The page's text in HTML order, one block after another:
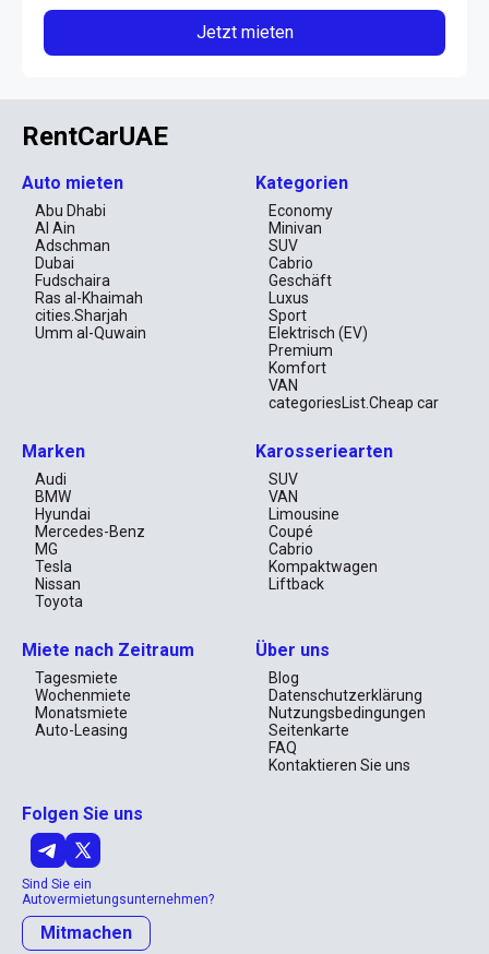
Jetzt mieten
RentCarUAE
Auto mieten
Abu Dhabi
Al Ain
Adschman
Dubai
Fudschaira
Ras al-Khaimah
cities.Sharjah
Umm al-Quwain
Kategorien
Economy
Minivan
SUV
Cabrio
Geschäft
Luxus
Sport
Elektrisch (EV)
Premium
Komfort
VAN
categoriesList.Cheap car
Marken
Audi
BMW
Hyundai
Mercedes-Benz
MG
Tesla
Nissan
Toyota
Karosseriearten
SUV
VAN
Limousine
Coupé
Cabrio
Kompaktwagen
Liftback
Miete nach Zeitraum
Tagesmiete
Wochenmiete
Monatsmiete
Auto-Leasing
Über uns
Blog
Datenschutzerklärung
Nutzungsbedingungen
Seitenkarte
FAQ
Kontaktieren Sie uns
Folgen Sie uns
Sind Sie ein
Autovermietungsunternehmen?
Mitmachen